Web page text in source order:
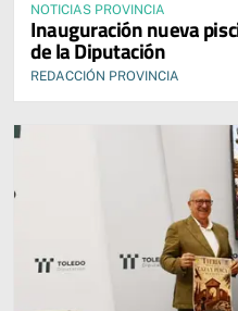
NOTICIAS PROVINCIA
Inauguración nueva
de la Diputación
REDACCIÓN PROVINCIA